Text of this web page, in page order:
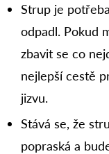
Strup je
odpadl. Pokud
zbavit se co
nejlepší cestě
jizvu.
Stává se, že
popraská a